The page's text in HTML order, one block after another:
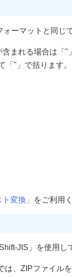
ーマットと同じで
まれる場合は「"
「"」で括ります。
変換」 をご利用
JIS」を使用し
、ZIPファイル